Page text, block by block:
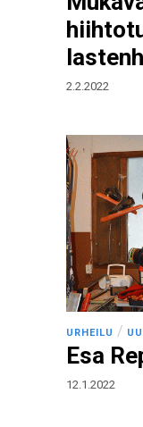
2.2.2022
URHEILU /
Esa
12.1.2022